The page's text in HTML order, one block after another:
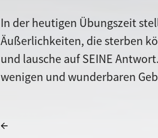
In der heutigen Übungszeit
Äußerlichkeiten, die sterben
und lausche auf SEINE
wenigen und wunderbaren
←